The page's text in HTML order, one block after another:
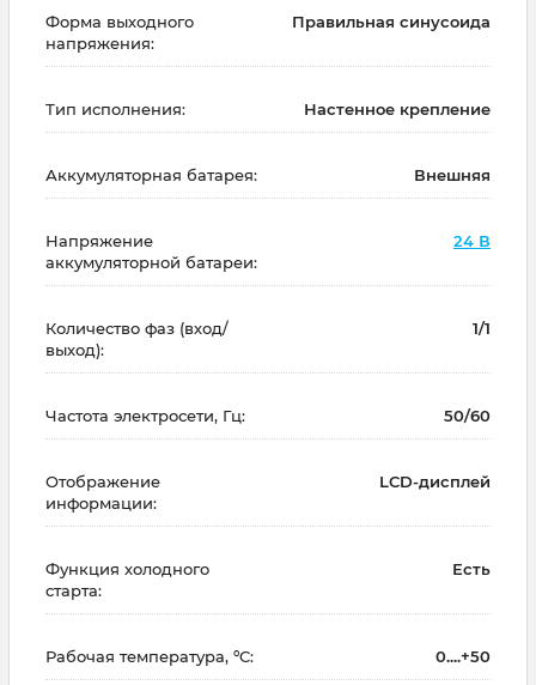
Форма выходного
напряжения:
Правильная синусоида
Тип исполнения: Настенное крепление
Аккумуляторная батарея: Внешняя
Напряжение
аккумуляторной батареи:
24 В
Количество фаз (вход/
выход):
1/1
Частота электросети, Гц: 50/60
Отображение
информации:
LCD-дисплей
Функция холодного
старта:
Есть
Рабочая температура, ºC: 0....+50